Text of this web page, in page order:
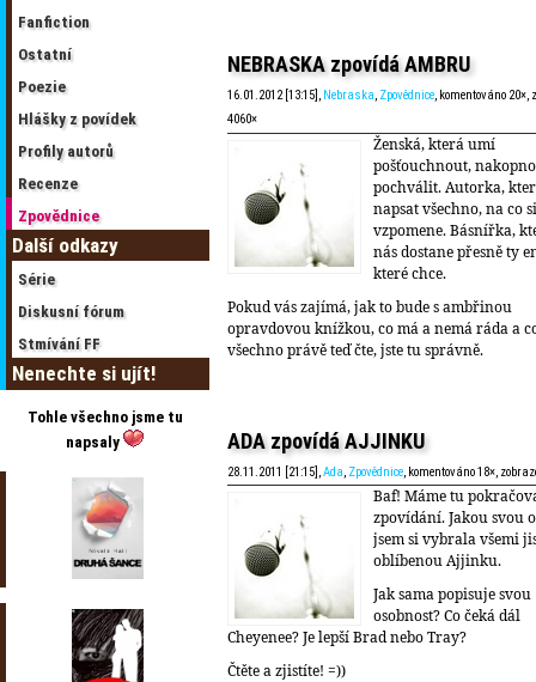
Fanfiction
Ostatní
Poezie
Hlášky z povídek
Profily autorů
Recenze
Zpovědnice
Další odkazy
Série
Diskusní fórum
Stmívání FF
Nenechte si ujít!
Tohle všechno jsme tu
napsaly
NEBRASKA zpovídá AMBRU
16.01.2012 [13:15], Nebraska, Zpovědnice, komentováno 20×,
4060×
Ženská, která umí
pošťouchnout,
pochválit. Autorka,
napsat všechno, na co si
vzpomene. Básnířka,
nás dostane přesně ty
které chce.
Pokud vás zajímá, jak to bude s ambřinou
opravdovou knížkou, co má a nemá ráda a
všechno právě teď čte, jste tu správně.
ADA zpovídá AJJINKU
28.11.2011 [21:15],Ada, Zpovědnice, komentováno 18×,
Baf! Máme tu
zpovídání. Jakou svou
jsem si vybrala všemi
oblíbenou Ajjinku.
Jak sama popisuje svou
osobnost? Co čeká dál
Cheyenee? Je lepší Brad nebo Tray?
Čtěte a zjistíte! =))